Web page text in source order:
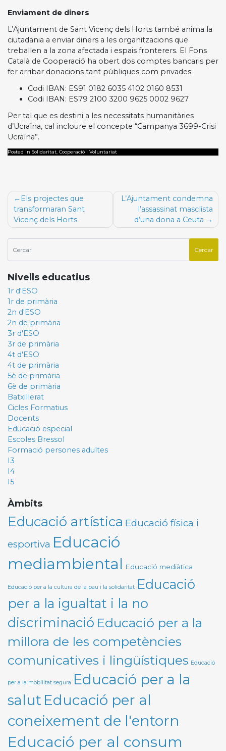
Enviament de diners
L’Ajuntament de Sant Vicenç dels Horts també anima la
ciutadania a enviar diners a les organitzacions que
treballen a la zona afectada i espais fronterers. El Fons
Català de Cooperació ha obert dos comptes bancaris per
fer arribar donacions tant públiques com privades:
Codi IBAN: ES91 0182 6035 4102 0160 8531
Codi IBAN: ES79 2100 3200 9625 0002 9627
Per tal que es destini a les necessitats humanitàries
d’Ucraïna, cal incloure el concepte “Campanya 3699-Crisi
Ucraïna”.
Posted in Solidaritat, Cooperació i Voluntariat
Navegació
d'entrades
Els projectes que
transformaran Sant
Vicenç dels Horts
L’Ajuntament condemna
l’assassinat masclista
d’una dona a Ceuta
Nivells educatius
1r d'ESO
1r de primària
2n d'ESO
2n de primària
3r d'ESO
3r de primària
4t d'ESO
4t de primària
5è de primària
6è de primària
Batxillerat
Cicles Formatius
Docents
Educació especial
Escoles Bressol
Formació persones adultes
I3
I4
I5
Àmbits
Educació artística Educació física i
esportiva Educació
mediambiental Educació mediàtica
Educació per a la cultura de la pau i la solidaritat Educació
per a la igualtat i la no
discriminació Educació per a la
millora de les competències
comunicatives i lingüístiques Educació
per a la mobilitat segura
Educació per a la
salut Educació per al
coneixement de l'entorn
Educació per al consum